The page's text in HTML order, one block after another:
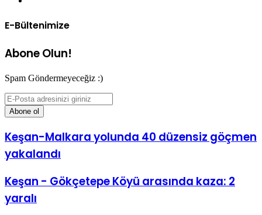
E-Bültenimize
Abone Olun!
Spam Göndermeyeceğiz :)
E-
Posta
adresinizi
Keşan-Malkara yolunda 40 düzensiz göçmen
yakalandı
Keşan - Gökçetepe Köyü arasında kaza: 2
yaralı